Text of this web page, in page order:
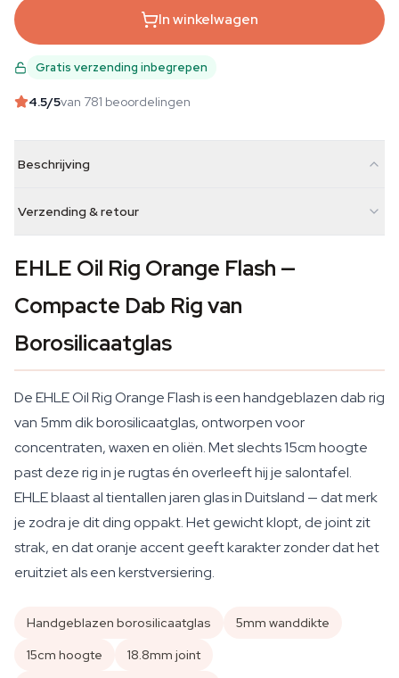
In winkelwagen
Gratis verzending inbegrepen
4.5/5van 781 beoordelingen
Beschrijving
Verzending & retour
EHLE Oil Rig Orange Flash —
Compacte Dab Rig van
Borosilicaatglas
De EHLE Oil Rig Orange Flash is een handgeblazen dab rig
van 5mm dik borosilicaatglas, ontworpen voor
concentraten, waxen en oliën. Met slechts 15cm hoogte
past deze rig in je rugtas én overleeft hij je salontafel.
EHLE blaast al tientallen jaren glas in Duitsland — dat merk
je zodra je dit ding oppakt. Het gewicht klopt, de joint zit
strak, en dat oranje accent geeft karakter zonder dat het
eruitziet als een kerstversiering.
Handgeblazen borosilicaatglas
5mm wanddikte
15cm hoogte
18.8mm joint